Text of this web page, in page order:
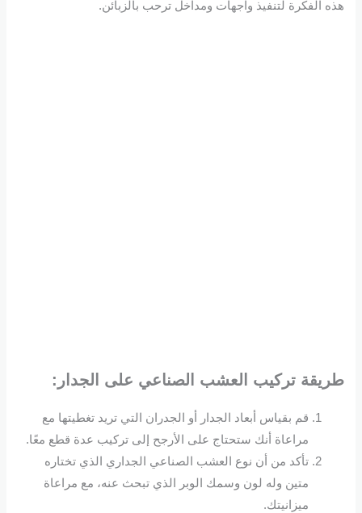
هذه الفكرة لتنفيذ واجهات ومداخل ترحب بالزبائن.
طريقة تركيب العشب الصناعي على الجدار:
قم بقياس أبعاد الجدار أو الجدران التي تريد تغطيتها مع
مراعاة أنك ستحتاج على الأرجح إلى تركيب عدة قطع معًا.
تأكد من أن نوع العشب الصناعي الجداري الذي تختاره
متين وله لون وسمك الوبر الذي تبحث عنه، مع مراعاة
ميزانيتك.